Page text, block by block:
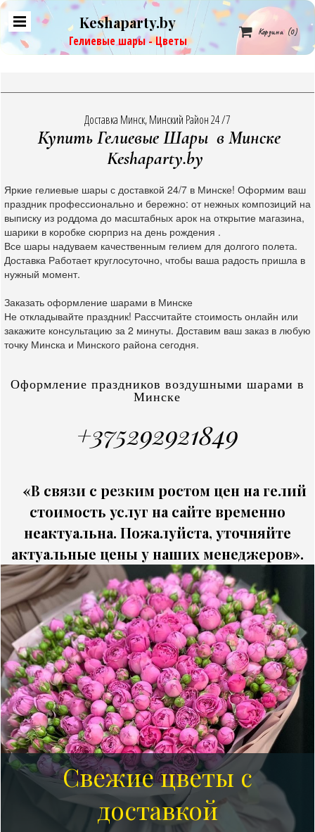
Keshaparty.by
Гелиевые шары - Цветы
 Корзина (0)
Доставка Минск, Минский Район 24 /7
Купить Гелиевые Шары в Минске
Keshaparty.by
Яркие гелиевые шары с доставкой 24/7 в Минске! Оформим ваш
праздник профессионально и бережно: от нежных композиций на
выписку из роддома до масштабных арок на открытие магазина,
шарики в коробке сюрприз на день рождения .
Все шары надуваем качественным гелием для долгого полета.
Доставка Работает круглосуточно, чтобы ваша радость пришла в
нужный момент.
Заказать оформление шарами в Минске
Не откладывайте праздник! Рассчитайте стоимость онлайн или
закажите консультацию за 2 минуты. Доставим ваш заказ в любую
точку Минска и Минского района сегодня.
Оформление праздников воздушными шарами в
Минске
+375292921849
«В связи с резким ростом цен на гелий
стоимость услуг на сайте временно
неактуальна. Пожалуйста, уточняйте
актуальные цены у наших менеджеров».
Свежие цветы с
доставкой